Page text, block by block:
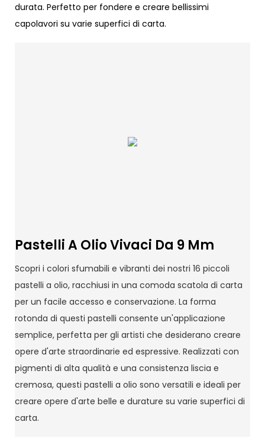
durata. Perfetto per fondere e creare bellissimi
capolavori su varie superfici di carta.
Pastelli A Olio Vivaci Da 9 Mm
Scopri i colori sfumabili e vibranti dei nostri 16 piccoli
pastelli a olio, racchiusi in una comoda scatola di carta
per un facile accesso e conservazione. La forma
rotonda di questi pastelli consente un'applicazione
semplice, perfetta per gli artisti che desiderano creare
opere d'arte straordinarie ed espressive. Realizzati con
pigmenti di alta qualità e una consistenza liscia e
cremosa, questi pastelli a olio sono versatili e ideali per
creare opere d'arte belle e durature su varie superfici di
carta.